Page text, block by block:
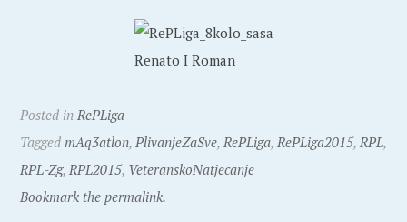
Renato I Roman
Posted inRePLiga
TaggedmAq3atlon,PlivanjeZaSve,RePLiga,RePLiga2015,RPL,
RPL-Zg,RPL2015, VeteranskoNatjecanje
Bookmark the permalink.